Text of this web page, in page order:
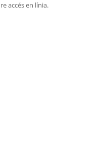
accés en línia.